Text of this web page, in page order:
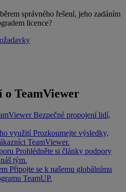
správného řešení, jeho zadáním
licence?
TeamViewer
Bezpečné propojení lidí,
využití Prozkoumejte výsledky,
TeamViewer.
Prohlédněte si články podpory
tým.
Připojte se k našemu globálnímu
TeamUP.